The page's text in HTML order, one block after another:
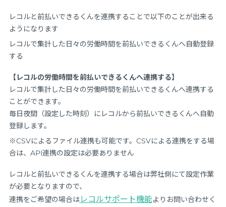
レコルと前払いできるくんを連携することで以下のことが出来る
ようになります
レコルで集計した日々の労働時間を前払いできるくんへ自動登録
する
【レコルの労働時間を前払いできるくんへ連携する】
レコルで集計した日々の労働時間を前払いできるくんへ連携する
ことができます。
毎日夜間（設定した時刻）にレコルから前払いできるくんへ自動
登録します。
※CSVによるファイル連携も可能です。CSVによる連携をする場
合は、API連携の設定は必要ありません
レコルと前払いできるくんを連携する場合は弊社側にて設定作業
が必要となりますので、
連携をご希望の場合はレコルサポート機能よりお問い合わせく